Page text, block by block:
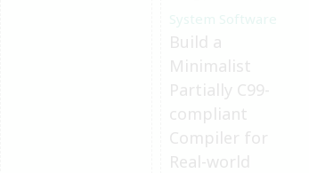
System Software
Build a
Minimalist
Partially C99-
compliant
Compiler for
Real-world